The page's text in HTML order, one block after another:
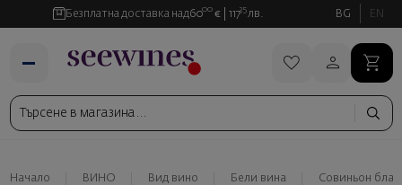
Безплатна доставка над6000 € 11735 лв. BG EN
Начало ВИНО Вид вино Бели вина Совиньон блан